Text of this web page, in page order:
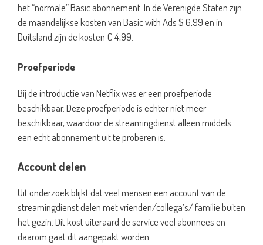
het “normale” Basic abonnement. In de Verenigde Staten zijn
de maandelijkse kosten van Basic with Ads $ 6,99 en in
Duitsland zijn de kosten € 4,99.
Proefperiode
Bij de introductie van Netflix was er een proefperiode
beschikbaar. Deze proefperiode is echter niet meer
beschikbaar, waardoor de streamingdienst alleen middels
een echt abonnement uit te proberen is.
Account delen
Uit onderzoek blijkt dat veel mensen een account van de
streamingdienst delen met vrienden/collega’s/ familie buiten
het gezin. Dit kost uiteraard de service veel abonnees en
daarom gaat dit aangepakt worden.